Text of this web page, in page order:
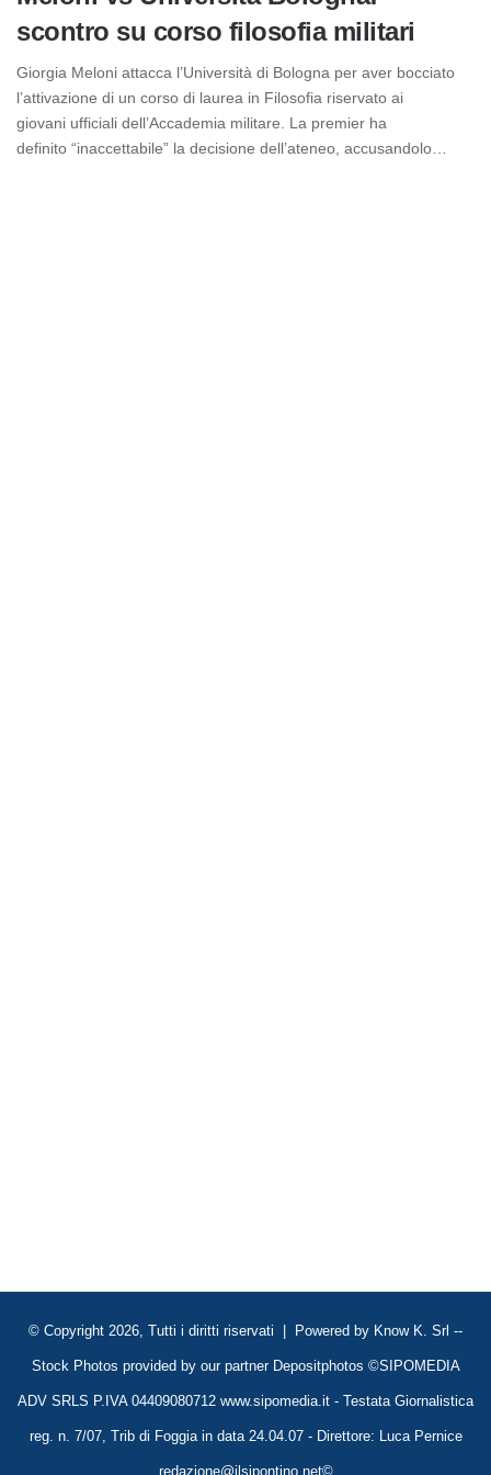
scontro su corso filosofia militari
Giorgia Meloni attacca l’Università di Bologna per aver bocciato
l’attivazione di un corso di laurea in Filosofia riservato ai
giovani ufficiali dell’Accademia militare. La premier ha
definito “inaccettabile” la decisione dell’ateneo, accusandolo…
© Copyright 2026, Tutti i diritti riservati | Powered by Know K. Srl --
Stock Photos provided by our partner Depositphotos ©SIPOMEDIA
ADV SRLS P.IVA 04409080712 www.sipomedia.it - Testata Giornalistica
reg. n. 7/07, Trib di Foggia in data 24.04.07 - Direttore: Luca Pernice
redazione@ilsipontino.net©